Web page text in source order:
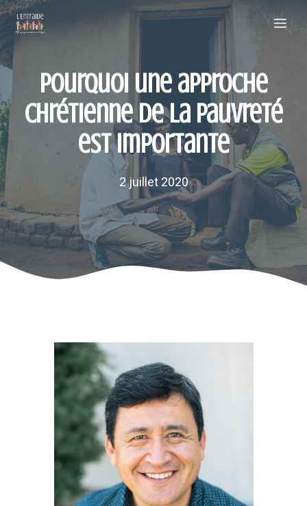
Aller
au
contenu
Pourquoi une approche
chrétienne de la pauvreté
est importante
2 juillet 2020